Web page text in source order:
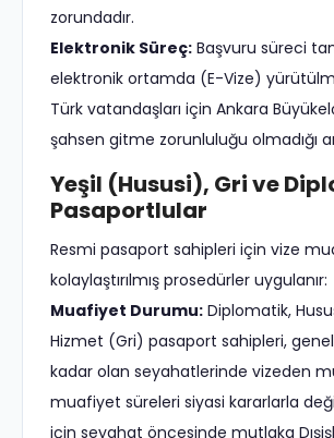
zorundadır.
Elektronik Süreç: Başvuru süreci
elektronik ortamda (E-Vize)
Türk vatandaşları için Ankara
şahsen gitme zorunluluğu olmadığı
Yeşil (Hususi), Gri ve
Pasaportlular
Resmi pasaport sahipleri için vize
kolaylaştırılmış prosedürler uygulanır:
Muafiyet Durumu: Diplomatik,
Hizmet (Gri) pasaport sahipleri,
kadar olan seyahatlerinde vizeden
muafiyet süreleri siyasi kararlarla
için seyahat öncesinde mutlaka